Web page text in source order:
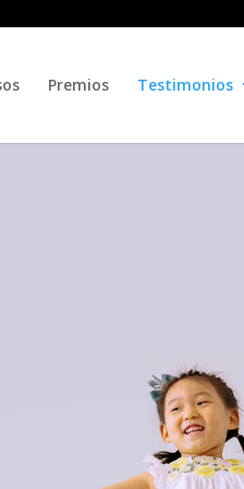
Premios Testimonios